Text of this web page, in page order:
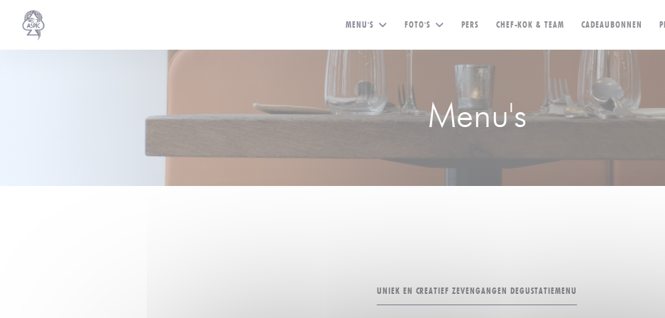
Cookies beheer paneel
MENU'S FOTO'S PERS CHEF-KOK & TEAM CADEAUBONNEN
Menu's
UNIEK EN CREATIEF ZEVENGANGEN DEGUSTATIEMENU